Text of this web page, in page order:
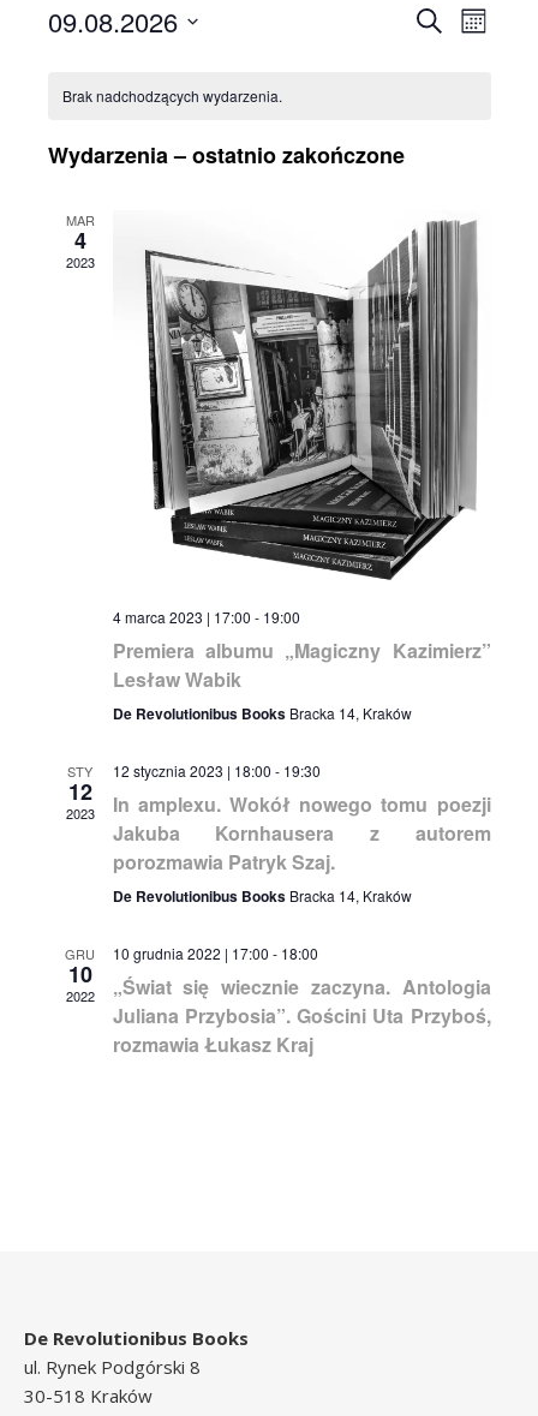
SzukajMiesiąc
09.08.2026
Wydarzenia
Brak nadchodzących wydarzenia.
Wydarzenia – ostatnio zakończone
MAR
4
2023
4 marca 2023 | 17:00 - 19:00
Premiera albumu „Magiczny Kazimierz”
Lesław Wabik
De Revolutionibus Books Bracka 14, Kraków
STY
12
2023
12 stycznia 2023 | 18:00 - 19:30
In amplexu. Wokół nowego tomu poezji
Jakuba Kornhausera z autorem
porozmawia Patryk Szaj.
De Revolutionibus Books Bracka 14, Kraków
GRU
10
2022
10 grudnia 2022 | 17:00 - 18:00
„Świat się wiecznie zaczyna. Antologia
Juliana Przybosia”. Gościni Uta Przyboś,
rozmawia Łukasz Kraj
De Revolutionibus Books
ul. Rynek Podgórski 8
30-518 Kraków